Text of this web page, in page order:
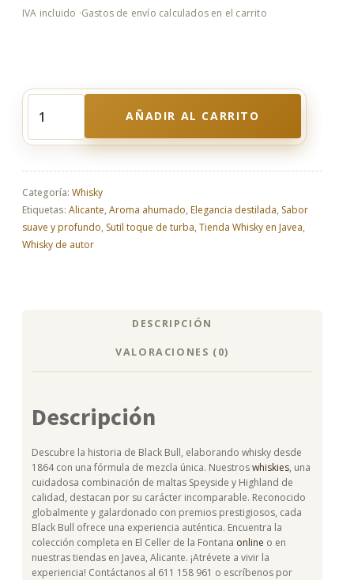
Bull
YO
Scotch
Whisky
AÑADIR AL CARRITO
Categoría: Whisky
Etiquetas: Alicante,Aroma ahumado, Elegancia destilada, Sabor
suave y profundo, Sutil toque de turba,Tienda Whisky en Javea,
Whisky de autor
DESCRIPCIÓN
VALORACIONES (0)
Descripción
Descubre la historia de Black Bull, elaborando whisky desde
1864 con una fórmula de mezcla única. Nuestroswhiskies, una
cuidadosa combinación de maltas Speyside y Highland de
calidad, destacan por su carácter incomparable. Reconocido
globalmente y galardonado con premios prestigiosos, cada
Black Bull ofrece una experiencia auténtica. Encuentra la
colección completa en El Celler de la Fontana online o en
nuestras tiendas en Javea, Alicante. ¡Atrévete a vivir la
experiencia! Contáctanos al 611 158 961 o escríbenos por